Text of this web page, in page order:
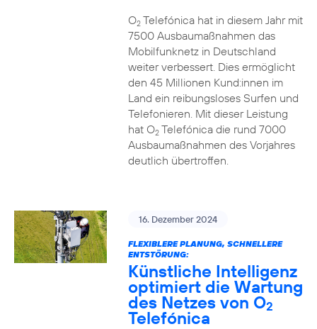
O2Telefónica hat in diesem Jahr mit
7500 Ausbaumaßnahmen das
Mobilfunknetz in Deutschland
weiter verbessert. Dies ermöglicht
den 45 Millionen Kund:innen im
Land ein reibungsloses Surfen und
Telefonieren. Mit dieser Leistung
hat O2Telefónica die rund 7000
Ausbaumaßnahmen des Vorjahres
deutlich übertroffen.
16. Dezember 2024
FLEXIBLERE PLANUNG, SCHNELLERE
ENTSTÖRUNG:
Künstliche Intelligenz
optimiert die Wartung
des Netzes von O2
Telefónica